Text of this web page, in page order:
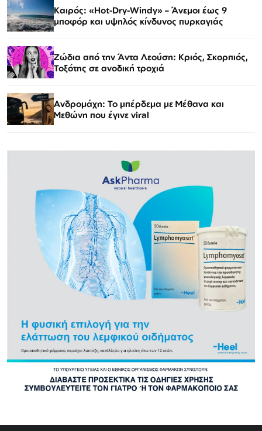
Καιρός: «Hot-Dry-Windy» – Άνεμοι έως 9
μποφόρ και υψηλός κίνδυνος πυρκαγιάς
Ζώδια από την Άντα Λεούση: Κριός, Σκορπιός,
Τοξότης σε ανοδική τροχιά
Ανδρομάχη: Το μπέρδεμα με Μέθανα και
Μεθώνη που έγινε viral